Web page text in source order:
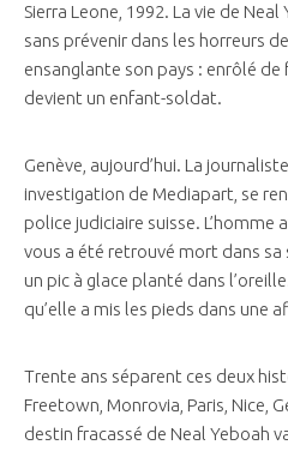
Sierra Leone, 1992. La vie de
sans prévenir dans les horreurs
ensanglante son pays : enrôlé de
devient un enfant-soldat.
Genève, aujourd’hui. La
investigation de Mediapart, se
police judiciaire suisse. L’homme
vous a été retrouvé mort dans sa
un pic à glace planté dans
qu’elle a mis les pieds dans une
Trente ans séparent ces deux
Freetown, Monrovia, Paris, Nice,
destin fracassé de Neal Yeboah